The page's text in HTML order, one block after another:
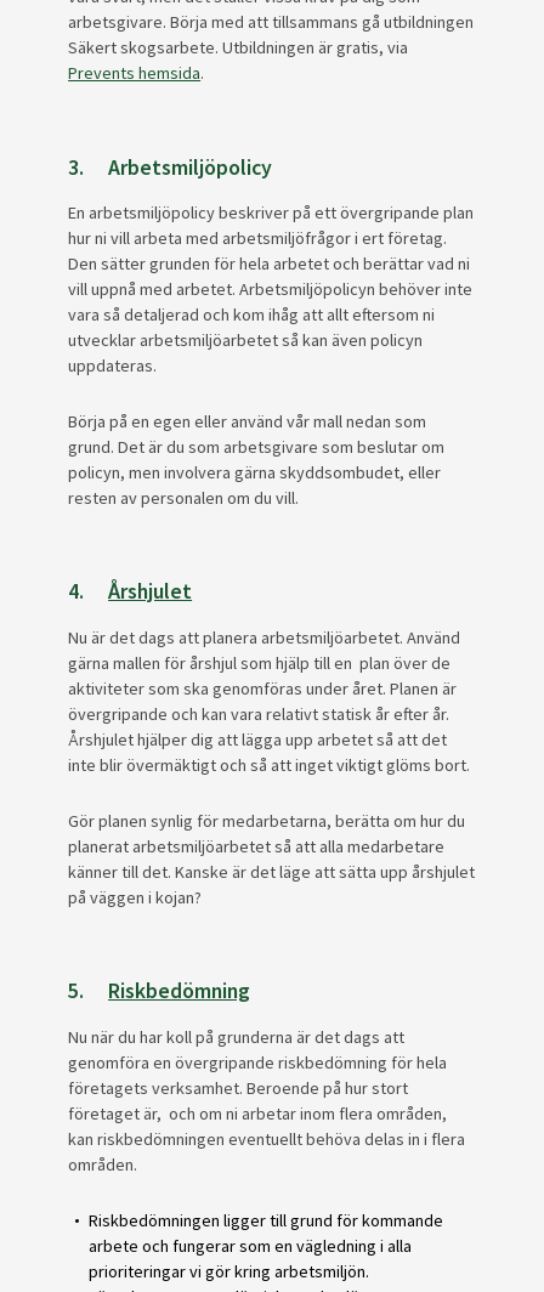
arbetsgivare. Börja med att tillsammans gå utbildningen
Säkert skogsarbete. Utbildningen är gratis, via
Prevents hemsida.
3. Arbetsmiljöpolicy
En arbetsmiljöpolicy beskriver på ett övergripande plan
hur ni vill arbeta med arbetsmiljöfrågor i ert företag.
Den sätter grunden för hela arbetet och berättar vad ni
vill uppnå med arbetet. Arbetsmiljöpolicyn behöver inte
vara så detaljerad och kom ihåg att allt eftersom ni
utvecklar arbetsmiljöarbetet så kan även policyn
uppdateras.
Börja på en egen eller använd vår mall nedan som
grund. Det är du som arbetsgivare som beslutar om
policyn, men involvera gärna skyddsombudet, eller
resten av personalen om du vill.
4.Årshjulet
Nu är det dags att planera arbetsmiljöarbetet. Använd
gärna mallen för årshjul som hjälp till en plan över de
aktiviteter som ska genomföras under året. Planen är
övergripande och kan vara relativt statisk år efter år.
Årshjulet hjälper dig att lägga upp arbetet så att det
inte blir övermäktigt och så att inget viktigt glöms bort.
Gör planen synlig för medarbetarna, berätta om hur du
planerat arbetsmiljöarbetet så att alla medarbetare
känner till det. Kanske är det läge att sätta upp årshjulet
på väggen i kojan?
5. Riskbedömning
Nu när du har koll på grunderna är det dags att
genomföra en övergripande riskbedömning för hela
företagets verksamhet. Beroende på hur stort
företaget är, och om ni arbetar inom flera områden,
kan riskbedömningen eventuellt behöva delas in i flera
områden.
Riskbedömningen ligger till grund för kommande
arbete och fungerar som en vägledning i alla
prioriteringar vi gör kring arbetsmiljön.